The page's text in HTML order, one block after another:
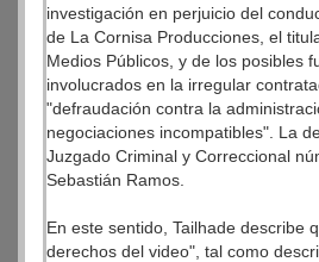
investigación en perjuicio del
de La Cornisa Producciones, el
Medios Públicos, y de los posibles
involucrados en la irregular
"defraudación contra la
negociaciones incompatibles". La
Juzgado Criminal y Correccional
Sebastián Ramos.
En este sentido, Tailhade describe
derechos del video", tal como